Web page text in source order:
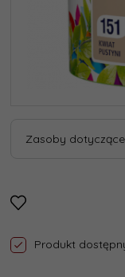
Zasoby
Produkt